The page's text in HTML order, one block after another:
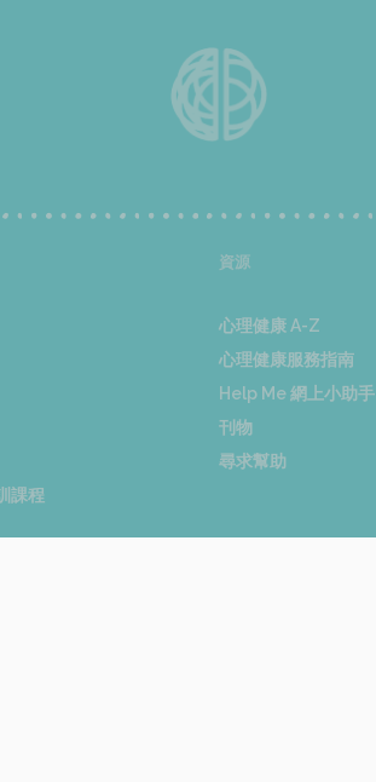
課程
資源
心理健康 A-Z
心理健康服務指南
Help Me 網上小助手
刊物
尋求幫助